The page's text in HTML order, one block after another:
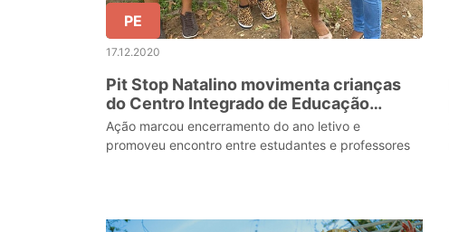
PE
17.12.2020
Pit Stop Natalino movimenta crianças
do Centro Integrado de Educação
Infantil Bem-Me-Quer
Ação marcou encerramento do ano letivo e
promoveu encontro entre estudantes e professores